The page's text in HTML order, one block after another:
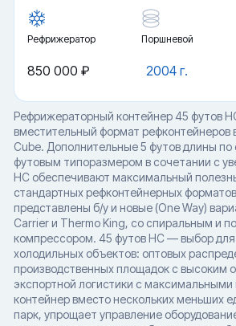
Рефрижератор Поршневой
2004 г.
850 000 ₽
Рефрижераторный контейнер 45 футов
вместительный формат рефконтейнеров
Cube. Дополнительные 5 футов длины
футовым типоразмером в сочетании с
HC обеспечивают максимальный
стандартных рефконтейнерных
представлены б/у и новые (One Way)
Carrier и Thermo King, со спиральным и
компрессором. 45 футов HC — выбор
холодильных объектов: оптовых
производственных площадок с высоким
экспортной логистики с
контейнер вместо нескольких меньших
парк, упрощает управление